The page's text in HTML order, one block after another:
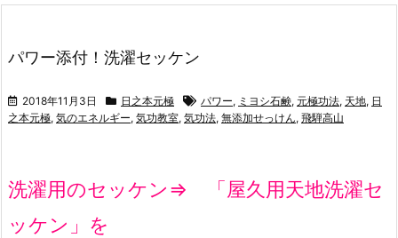
パワー添付！洗濯セッケン
2018年11月3日 日之本元極 パワー, ミヨシ石鹸, 元極功法, 天地, 日
之本元極, 気のエネルギー, 気功教室, 気功法, 無添加せっけん, 飛騨高山
洗濯用のセッケン⇒ 「屋久用天地洗濯セ
ッケン」を